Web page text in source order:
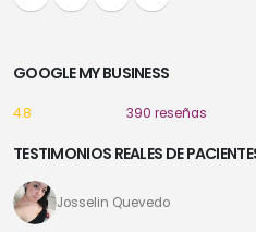
GOOGLE MY BUSINESS
4.8 390 reseñas
TESTIMONIOS REALES DE
Josselin Quevedo